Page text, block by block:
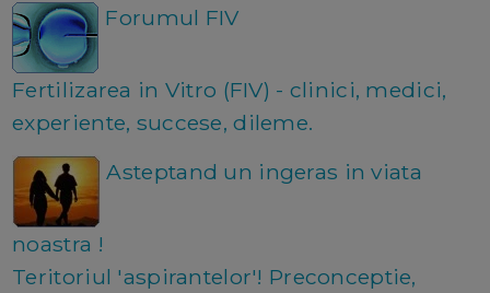
Forumul FIV
Fertilizarea in Vitro (FIV) - clinici, medici,
experiente, succese, dileme.
Asteptand un ingeras in viata
noastra !
Teritoriul 'aspirantelor'! Preconceptie,